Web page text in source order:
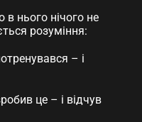
нього нічого не
розуміння:
– і
це – і відчув